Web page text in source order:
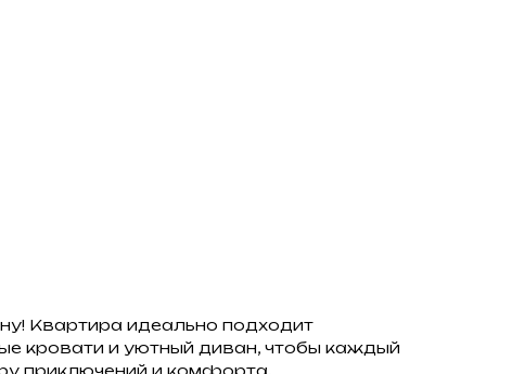
Квартира идеально подходит
кровати и уютный диван, чтобы каждый
приключений и комфорта.